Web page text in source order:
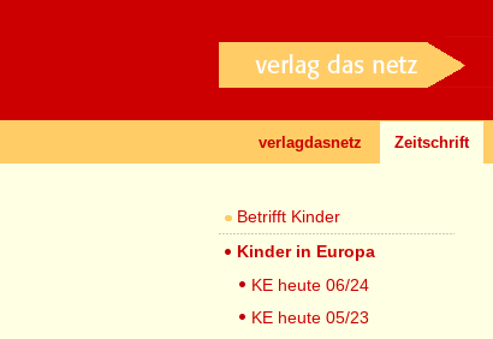
verlagdasnetz Zeitschrift
Betrifft Kinder
Kinder in Europa
KE heute 06/24
KE heute 05/23